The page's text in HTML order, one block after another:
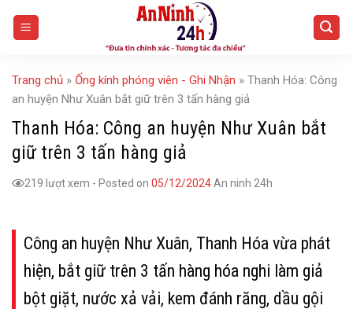
Trang chủ » Ống kính phóng viên - Ghi Nhận » Thanh Hóa: Công
an huyện Như Xuân bắt giữ trên 3 tấn hàng giả
Thanh Hóa: Công an huyện Như Xuân bắt
giữ trên 3 tấn hàng giả
219 lượt xem - Posted on 05/12/2024An ninh 24h
Công an huyện Như Xuân, Thanh Hóa vừa phát
hiện, bắt giữ trên 3 tấn hàng hóa nghi làm giả
bột giặt, nước xả vải, kem đánh răng, dầu gội